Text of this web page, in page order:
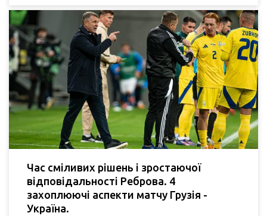
Час сміливих рішень і зростаючої
відповідальності Реброва. 4
захоплюючі аспекти матчу Грузія -
Україна.